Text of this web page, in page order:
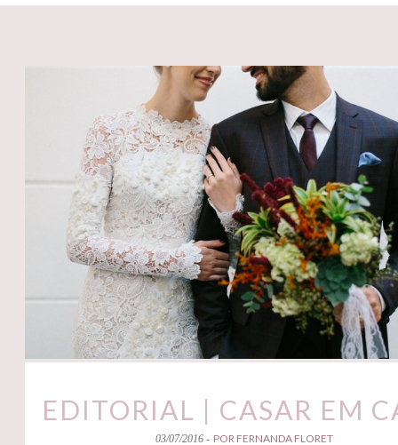
EDITORIAL | CASAR EM
03/07/2016 - POR FERNANDA FLORET